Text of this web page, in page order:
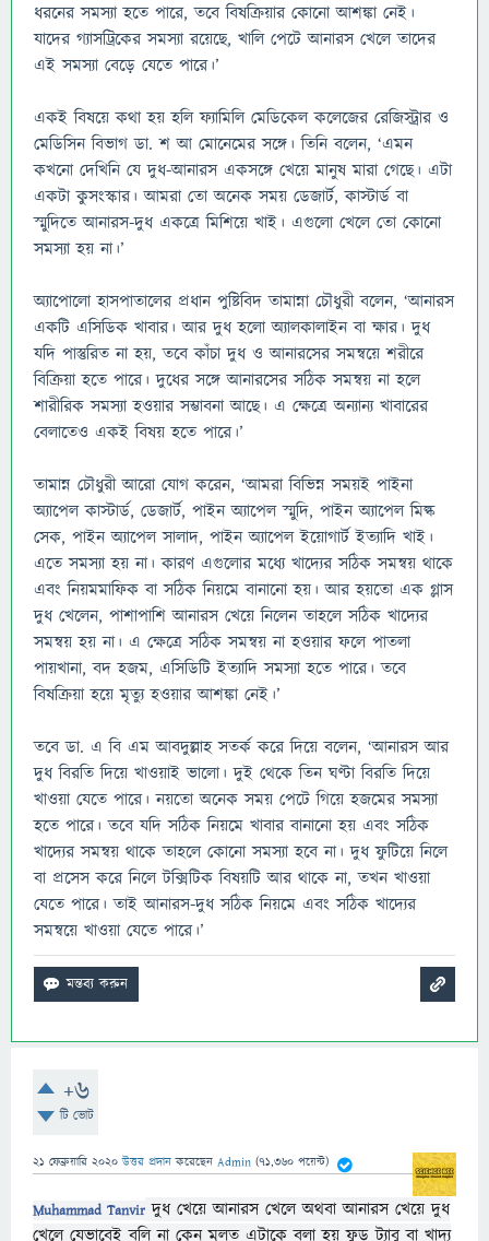
ধরনের সমস্যা হতে পারে, তবে বিষক্রিয়ার কোনো আশঙ্কা নেই।
যাদের গ্যাসট্রিকের সমস্যা রয়েছে, খালি পেটে আনারস খেলে তাদের
এই সমস্যা বেড়ে যেতে পারে।’
একই বিষয়ে কথা হয় হলি ফ্যামিলি মেডিকেল কলেজের রেজিস্ট্রার ও
মেডিসিন বিভাগ ডা. শ আ মোনেমের সঙ্গে। তিনি বলেন, ‘এমন
কখনো দেখিনি যে দুধ-আনারস একসঙ্গে খেয়ে মানুষ মারা গেছে। এটা
একটা কুসংস্কার। আমরা তো অনেক সময় ডেজার্ট, কাস্টার্ড বা
স্মুদিতে আনারস-দুধ একত্রে মিশিয়ে খাই। এগুলো খেলে তো কোনো
সমস্যা হয় না।’
অ্যাপোলো হাসপাতালের প্রধান পুষ্টিবিদ তামান্না চৌধুরী বলেন, ‘আনারস
একটি এসিডিক খাবার। আর দুধ হলো অ্যালকালাইন বা ক্ষার। দুধ
যদি পাস্তুরিত না হয়, তবে কাঁচা দুধ ও আনারসের সমন্বয়ে শরীরে
বিক্রিয়া হতে পারে। দুধের সঙ্গে আনারসের সঠিক সমন্বয় না হলে
শারীরিক সমস্যা হওয়ার সম্ভাবনা আছে। এ ক্ষেত্রে অন্যান্য খাবারের
বেলাতেও একই বিষয় হতে পারে।’
তামান্ন চৌধুরী আরো যোগ করেন, ‘আমরা বিভিন্ন সময়ই পাইনা
অ্যাপেল কাস্টার্ড, ডেজার্ট, পাইন অ্যাপেল স্মুদি, পাইন অ্যাপেল মিল্ক
সেক, পাইন অ্যাপেল সালাদ, পাইন অ্যাপেল ইয়োগার্ট ইত্যাদি খাই।
এতে সমস্যা হয় না। কারণ এগুলোর মধ্যে খাদ্যের সঠিক সমন্বয় থাকে
এবং নিয়মমাফিক বা সঠিক নিয়মে বানানো হয়। আর হয়তো এক গ্লাস
দুধ খেলেন, পাশাপাশি আনারস খেয়ে নিলেন তাহলে সঠিক খাদ্যের
সমন্বয় হয় না। এ ক্ষেত্রে সঠিক সমন্বয় না হওয়ার ফলে পাতলা
পায়খানা, বদ হজম, এসিডিটি ইত্যাদি সমস্যা হতে পারে। তবে
বিষক্রিয়া হয়ে মৃত্যু হওয়ার আশঙ্কা নেই।’
তবে ডা. এ বি এম আবদুল্লাহ সতর্ক করে দিয়ে বলেন, ‘আনারস আর
দুধ বিরতি দিয়ে খাওয়াই ভালো। দুই থেকে তিন ঘণ্টা বিরতি দিয়ে
খাওয়া যেতে পারে। নয়তো অনেক সময় পেটে গিয়ে হজমের সমস্যা
হতে পারে। তবে যদি সঠিক নিয়মে খাবার বানানো হয় এবং সঠিক
খাদ্যের সমন্বয় থাকে তাহলে কোনো সমস্যা হবে না। দুধ ফুটিয়ে নিলে
বা প্রসেস করে নিলে টক্সিটিক বিষয়টি আর থাকে না, তখন খাওয়া
যেতে পারে। তাই আনারস-দুধ সঠিক নিয়মে এবং সঠিক খাদ্যের
সমন্বয়ে খাওয়া যেতে পারে।’
+6
টি ভোট
21 ফেব্রুয়ারি 2020 উত্তর প্রদান করেছেন Admin (71,360 পয়েন্ট)
Muhammad Tanvir দুধ খেয়ে আনারস খেলে অথবা আনারস খেয়ে দুধ
খেলে যেভাবেই বলি না কেন মূলত এটাকে বলা হয় ফুড ট্যাবু বা খাদ্য